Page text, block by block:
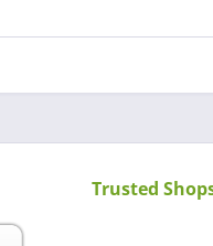
Trusted